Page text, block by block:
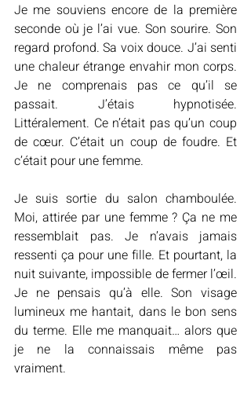
Je me souviens encore de la première
seconde où je l’ai vue. Son sourire. Son
regard profond. Sa voix douce. J’ai senti
une chaleur étrange envahir mon corps.
Je ne comprenais pas ce qu’il se
passait. J’étais hypnotisée.
Littéralement. Ce n’était pas qu’un coup
de cœur. C’était un coup de foudre. Et
c’était pour une femme.
Je suis sortie du salon chamboulée.
Moi, attirée par une femme ? Ça ne me
ressemblait pas. Je n’avais jamais
ressenti ça pour une fille. Et pourtant, la
nuit suivante, impossible de fermer l’œil.
Je ne pensais qu’à elle. Son visage
lumineux me hantait, dans le bon sens
du terme. Elle me manquait… alors que
je ne la connaissais même pas
vraiment.